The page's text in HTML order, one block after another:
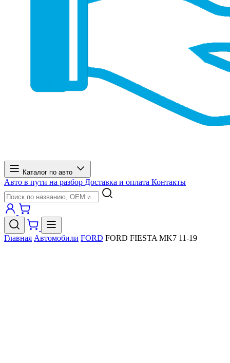
Каталог по авто
Авто в пути на разбор Доставка и оплата Контакты
Главная Автомобили FORD FORD FIESTA MK7 11-19